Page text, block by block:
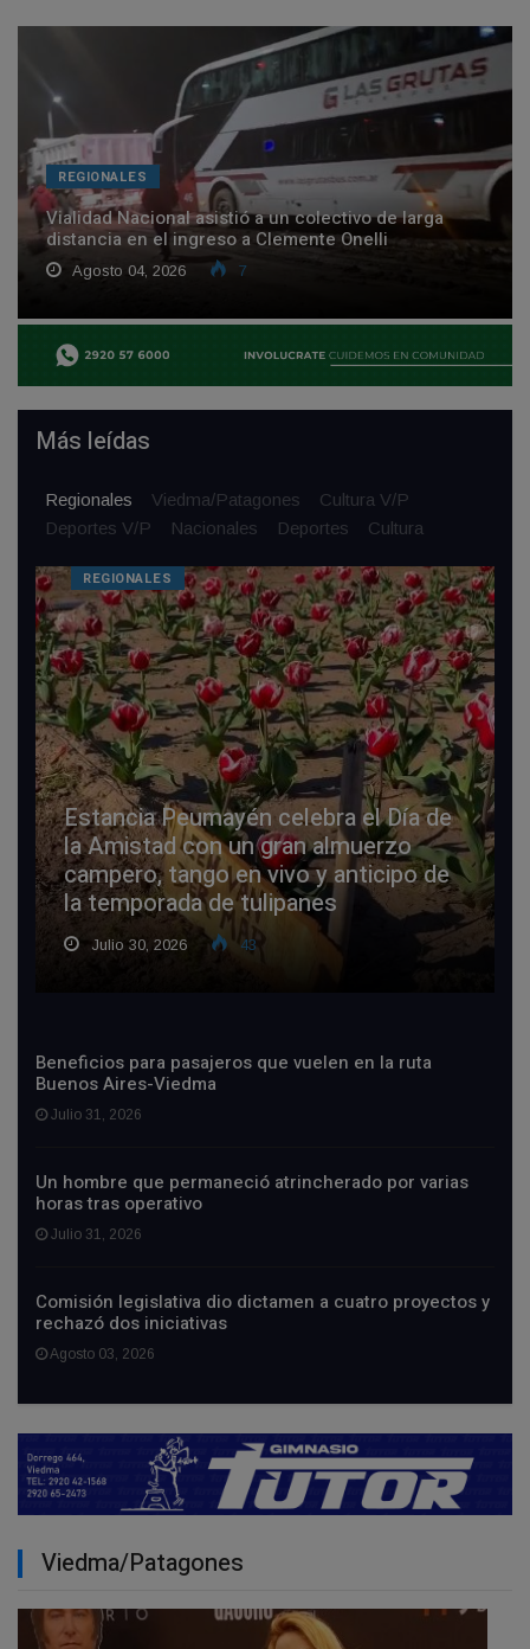
REGIONALES
Vialidad Nacional asistió a un colectivo de larga
distancia en el ingreso a Clemente Onelli
Agosto 04, 2026 7
Más leídas
Regionales Viedma/Patagones
Cultura V/P
Deportes V/P
Nacionales Deportes Cultura
REGIONALES
Estancia Peumayén celebra el Día de
la Amistad con un gran almuerzo
campero, tango en vivo y anticipo de
la temporada de tulipanes
Julio 30, 2026 43
Beneficios para pasajeros que vuelen en la ruta
Buenos Aires-Viedma
Julio 31, 2026
Un hombre que permaneció atrincherado por varias
horas tras operativo
Julio 31, 2026
Comisión legislativa dio dictamen a cuatro proyectos y
rechazó dos iniciativas
Agosto 03, 2026
Viedma/Patagones